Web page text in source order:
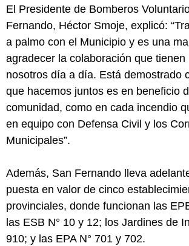
El Presidente de Bomberos
Fernando, Héctor Smoje, explicó:
a palmo con el Municipio y es una
agradecer la colaboración que tienen
nosotros día a día. Está demostrado
que hacemos juntos es en beneficio
comunidad, como en cada incendio
en equipo con Defensa Civil y los
Municipales”.
Además, San Fernando lleva
puesta en valor de cinco
provinciales, donde funcionan las
las ESB N° 10 y 12; los Jardines de
910; y las EPA N° 701 y 702.